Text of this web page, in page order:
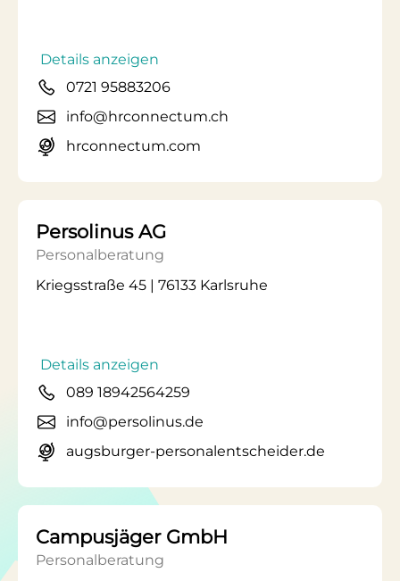
Details anzeigen
0721 95883206
info@hrconnectum.ch
hrconnectum.com
Persolinus AG
Personalberatung
Kriegsstraße 45 | 76133 Karlsruhe
Details anzeigen
089 18942564259
info@persolinus.de
augsburger-personalentscheider.de
Campusjäger GmbH
Personalberatung